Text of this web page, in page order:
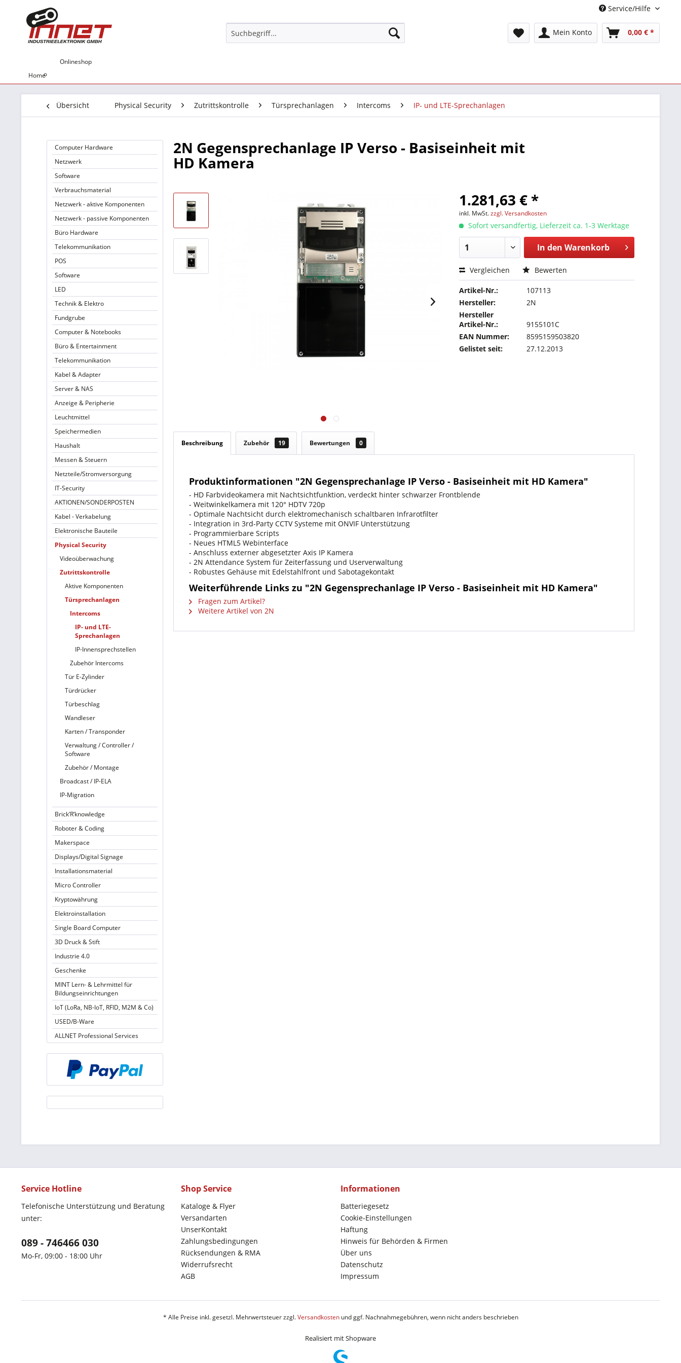
Service/Hilfe
Mein Konto 0,00 € *
Home
Onlineshop
Übersicht Physical Security Zutrittskontrolle Türsprechanlagen Intercoms IP- und LTE-Sprechanlagen
Computer Hardware
Netzwerk
Software
Verbrauchsmaterial
Netzwerk - aktive Komponenten
Netzwerk - passive Komponenten
Büro Hardware
Telekommunikation
POS
Software
LED
Technik & Elektro
Fundgrube
Computer & Notebooks
Büro & Entertainment
Telekommunikation
Kabel & Adapter
Server & NAS
Anzeige & Peripherie
Leuchtmittel
Speichermedien
Haushalt
Messen & Steuern
Netzteile/Stromversorgung
IT-Security
AKTIONEN/SONDERPOSTEN
Kabel - Verkabelung
Elektronische Bauteile
Physical Security
Videoüberwachung
Zutrittskontrolle
Aktive Komponenten
Türsprechanlagen
Intercoms
IP- und LTE-
Sprechanlagen
IP-Innensprechstellen
Zubehör Intercoms
Tür E-Zylinder
Türdrücker
Türbeschlag
Wandleser
Karten / Transponder
Verwaltung / Controller /
Software
Zubehör / Montage
Broadcast / IP-ELA
IP-Migration
Brick’R’knowledge
Roboter & Coding
Makerspace
Displays/Digital Signage
Installationsmaterial
Micro Controller
Kryptowährung
Elektroinstallation
Single Board Computer
3D Druck & Stift
Industrie 4.0
Geschenke
MINT Lern- & Lehrmittel für
Bildungseinrichtungen
IoT (LoRa, NB-IoT, RFID, M2M & Co)
USED/B-Ware
ALLNET Professional Services
2N Gegensprechanlage IP Verso - Basiseinheit mit
HD Kamera
1.281,63 € *
inkl. MwSt.zzgl. Versandkosten
Sofort versandfertig, Lieferzeit ca. 1-3 Werktage
In den Warenkorb
Vergleichen Bewerten
Artikel-Nr.:
107113
Hersteller:
2N
Hersteller
Artikel-Nr.:
9155101C
EAN Nummer:
8595159503820
Gelistet seit:
27.12.2013
Beschreibung Zubehör 19 Bewertungen 0
Produktinformationen "2N Gegensprechanlage IP Verso - Basiseinheit mit HD Kamera"
- HD Farbvideokamera mit Nachtsichtfunktion, verdeckt hinter schwarzer Frontblende
- Weitwinkelkamera mit 120° HDTV 720p
- Optimale Nachtsicht durch elektromechanisch schaltbaren Infrarotfilter
- Integration in 3rd-Party CCTV Systeme mit ONVIF Unterstützung
- Programmierbare Scripts
- Neues HTML5 Webinterface
- Anschluss externer abgesetzter Axis IP Kamera
- 2N Attendance System für Zeiterfassung und Userverwaltung
- Robustes Gehäuse mit Edelstahlfront und Sabotagekontakt
Weiterführende Links zu "2N Gegensprechanlage IP Verso - Basiseinheit mit HD Kamera"
Fragen zum Artikel?
Weitere Artikel von 2N
Service Hotline
Telefonische Unterstützung und Beratung
unter:
089 - 746466 030
Mo-Fr, 09:00 - 18:00 Uhr
Shop Service
Kataloge & Flyer
Versandarten
UnserKontakt
Zahlungsbedingungen
Rücksendungen & RMA
Widerrufsrecht
AGB
Informationen
Batteriegesetz
Cookie-Einstellungen
Haftung
Hinweis für Behörden & Firmen
Über uns
Datenschutz
Impressum
* Alle Preise inkl. gesetzl. Mehrwertsteuer zzgl.Versandkostenund ggf. Nachnahmegebühren, wenn nicht anders beschrieben
Realisiert mit Shopware